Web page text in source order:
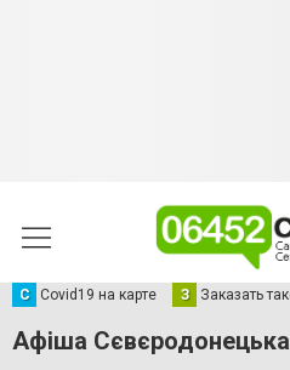
С Сovid19 на карте З Заказать
Афіша